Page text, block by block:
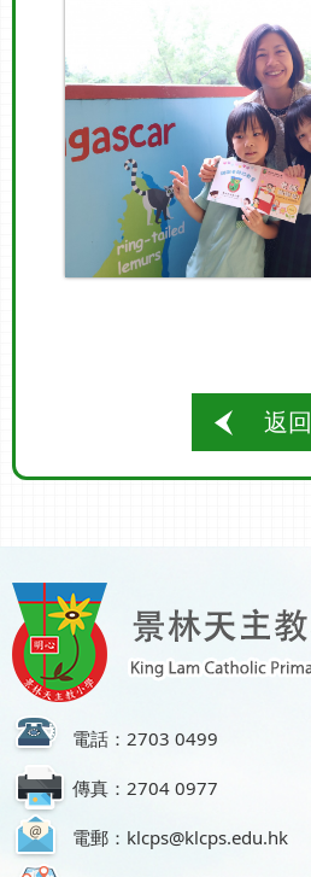
返回
電話：2703 0499
傳真：2704 0977
電郵：klcps@klcps.edu.hk